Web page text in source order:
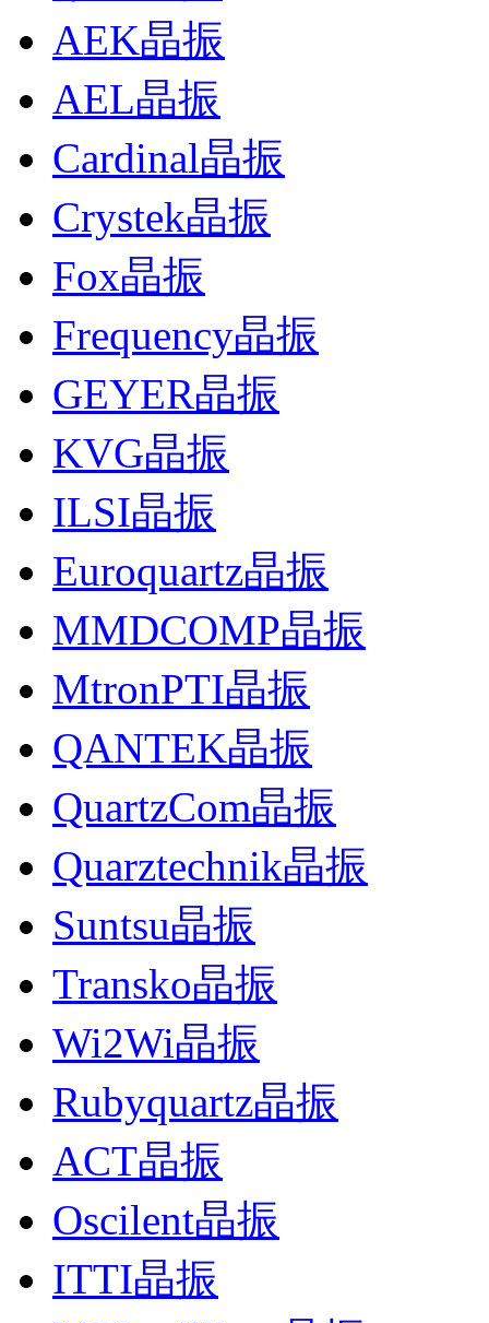
AEK晶振
AEL晶振
Cardinal晶振
Crystek晶振
Fox晶振
Frequency晶振
GEYER晶振
KVG晶振
ILSI晶振
Euroquartz晶振
MMDCOMP晶振
MtronPTI晶振
QANTEK晶振
QuartzCom晶振
Quarztechnik晶振
Suntsu晶振
Transko晶振
Wi2Wi晶振
Rubyquartz晶振
ACT晶振
Oscilent晶振
ITTI晶振